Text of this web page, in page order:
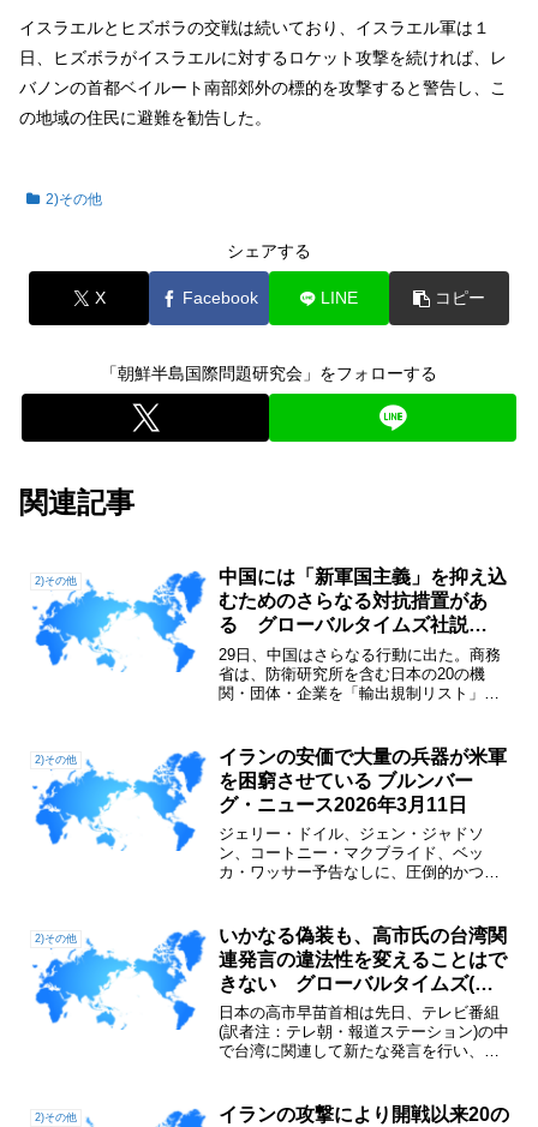
イスラエルとヒズボラの交戦は続いており、イスラエル軍は１
日、ヒ‌ズボラが⁠イスラエルに対するロケット攻撃を続ければ、レ
バノンの​首都ベイルート南部郊外の標的を攻撃すると警告し、こ
の地域の住民に避難を勧告した。
2)その他
シェアする
X Facebook LINE コピー
「朝鮮半島国際問題研究会」をフォローする
関連記事
2)その他
中国には「新軍国主義」を抑え込
むためのさらなる対抗措置があ
る グローバルタイムズ社説
2026年6月30日
29日、中国はさらなる行動に出た。商務
省は、防衛研究所を含む日本の20の機
関・団体・企業を「輸出規制リスト」
た。今年2月24日に発表された第1弾の指
定に続くこの第2弾...
2)その他
イランの安価で大量の兵器が米軍
を困窮させている ブルンバー
グ・ニュース2026年3月11日
ジェリー・ドイル、ジェン・ジャドソ
ン、コートニー・マクブライド、ベッ
カ・ワッサー予告なしに、圧倒的かつ阻
と同様のスタートを切ったかのように見
えた。 しかし、開戦から約2...
2)その他
いかなる偽装も、高市氏の台湾関
連発言の違法性を変えることはで
きない グローバルタイムズ(環
球時報英語版)社説 2026年1月
29日
日本の高市早苗首相は先日、テレビ番組
(訳者注：テレ朝・報道ステーション)の中
で台湾に関連して新たな発言を行い、
出しに行かなければならない。それは
2)その他
イランの攻撃により開戦以来20の